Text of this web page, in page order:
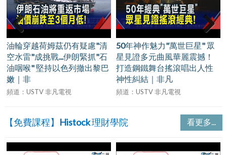
油輪穿越荷姆茲仍有疑慮"清
空水雷"成挑戰...伊朗緊抓"石
油咽喉" 堅持以色列撤出黎巴
嫩｜非
頻道：USTV 非凡電視
50年神作魅力"萬世巨星" 眾
星見證多元曲風華麗震撼！
打造鋼鐵舞台搖滾唱出人性
神性糾結｜非凡
頻道：USTV 非凡電視
Previous Next
【免費課程】Histock 理財學院 看更多...